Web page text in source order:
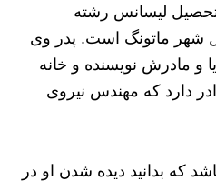
التحصیل لیسانس رشته
شهر ماتونگ است. پدر وی
مادرش نویسنده و خانه
دارد که مهندس نیروی
که بدانید ديده‌ شدن او در